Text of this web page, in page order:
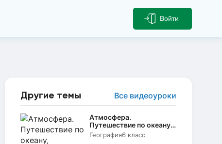
Войти
Другие темы Все видеоуроки
Атмосфера.
Путешествие по океану,
которого нет на карте.
(Строение атмосферы)
География6 класс